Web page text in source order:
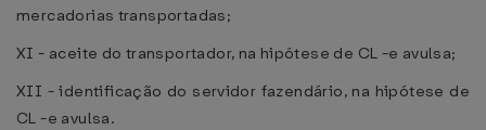
mercadorias transportadas;
XI - aceite do transportador, na hipótese de CL -e avulsa;
XII - identificação do servidor fazendário, na hipótese de
CL -e avulsa.